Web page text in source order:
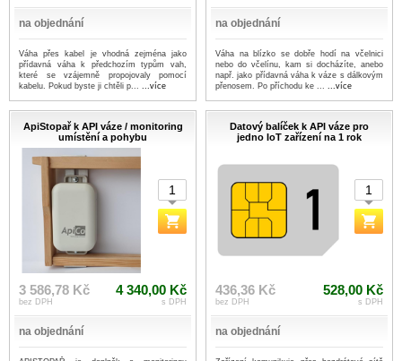
na objednání
Váha přes kabel je vhodná zejména jako
přídavná váha k předchozím typům vah,
které se vzájemně propojovaly pomocí
kabelu. Pokud byste ji chtěli p... ...více
na objednání
Váha na blízko se dobře hodí na včelnici
nebo do včelínu, kam si docházíte, anebo
např. jako přídavná váha k váze s dálkovým
přenosem. Po příchodu ke ... ...více
ApiStopař k API váze / monitoring
umístění a pohybu
3 586,78 Kč
bez DPH
4 340,00 Kč
s DPH
na objednání
Datový balíček k API váze pro
jedno IoT zařízení na 1 rok
436,36 Kč
bez DPH
528,00 Kč
s DPH
na objednání